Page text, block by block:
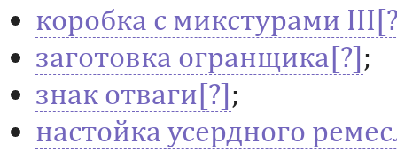
коробка с микстурами III
заготовка огранщика
;
знак отваги
;
настойка усердного